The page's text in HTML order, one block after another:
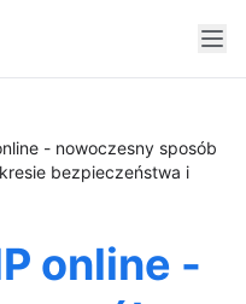
- nowoczesny sposób
bezpieczeństwa i
online -